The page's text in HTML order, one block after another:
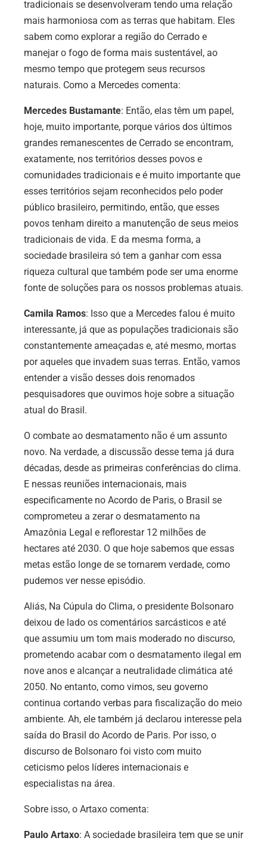
tradicionais se desenvolveram tendo uma relação
mais harmoniosa com as terras que habitam. Eles
sabem como explorar a região do Cerrado e
manejar o fogo de forma mais sustentável, ao
mesmo tempo que protegem seus recursos
naturais. Como a Mercedes comenta:
Mercedes Bustamante: Então, elas têm um papel,
hoje, muito importante, porque vários dos últimos
grandes remanescentes de Cerrado se encontram,
exatamente, nos territórios desses povos e
comunidades tradicionais e é muito importante que
esses territórios sejam reconhecidos pelo poder
público brasileiro, permitindo, então, que esses
povos tenham direito a manutenção de seus meios
tradicionais de vida. E da mesma forma, a
sociedade brasileira só tem a ganhar com essa
riqueza cultural que também pode ser uma enorme
fonte de soluções para os nossos problemas atuais.
Camila Ramos: Isso que a Mercedes falou é muito
interessante, já que as populações tradicionais são
constantemente ameaçadas e, até mesmo, mortas
por aqueles que invadem suas terras. Então, vamos
entender a visão desses dois renomados
pesquisadores que ouvimos hoje sobre a situação
atual do Brasil.
O combate ao desmatamento não é um assunto
novo. Na verdade, a discussão desse tema já dura
décadas, desde as primeiras conferências do clima.
E nessas reuniões internacionais, mais
especificamente no Acordo de Paris, o Brasil se
comprometeu a zerar o desmatamento na
Amazônia Legal e reflorestar 12 milhões de
hectares até 2030. O que hoje sabemos que essas
metas estão longe de se tornarem verdade, como
pudemos ver nesse episódio.
Aliás, Na Cúpula do Clima, o presidente Bolsonaro
deixou de lado os comentários sarcásticos e até
que assumiu um tom mais moderado no discurso,
prometendo acabar com o desmatamento ilegal em
nove anos e alcançar a neutralidade climática até
2050. No entanto, como vimos, seu governo
continua cortando verbas para fiscalização do meio
ambiente. Ah, ele também já declarou interesse pela
saída do Brasil do Acordo de Paris. Por isso, o
discurso de Bolsonaro foi visto com muito
ceticismo pelos líderes internacionais e
especialistas na área.
Sobre isso, o Artaxo comenta:
Paulo Artaxo: A sociedade brasileira tem que se unir